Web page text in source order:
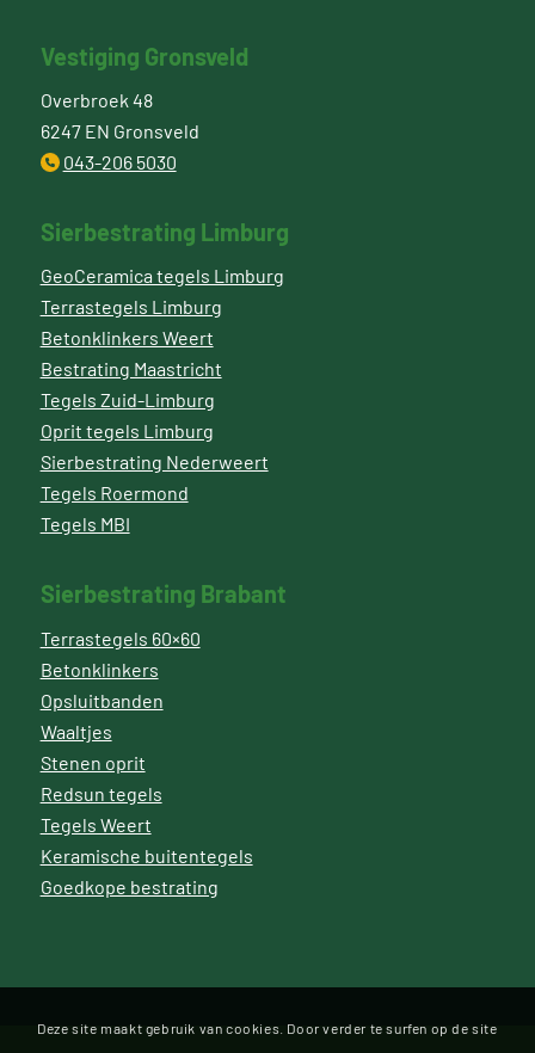
Vestiging Gronsveld
Overbroek 48
6247 EN Gronsveld
043-206 5030
Sierbestrating Limburg
GeoCeramica tegels Limburg
Terrastegels Limburg
Betonklinkers Weert
Bestrating Maastricht
Tegels Zuid-Limburg
Oprit tegels Limburg
Sierbestrating Nederweert
Tegels Roermond
Tegels MBI
Sierbestrating Brabant
Terrastegels 60×60
Betonklinkers
Opsluitbanden
Waaltjes
Stenen oprit
Redsun tegels
Tegels Weert
Keramische buitentegels
Goedkope bestrating
Deze site maakt gebruik van cookies. Door verder te surfen op de site